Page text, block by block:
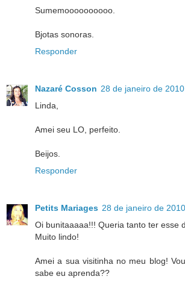
Sumemoooooooooo.
Bjotas sonoras.
Responder
Nazaré Cosson 28 de janeiro de
Linda,
Amei seu LO, perfeito.
Beijos.
Responder
Petits Mariages 28 de janeiro de
Oi bunitaaaaa!!! Queria tanto ter esse
Muito lindo!
Amei a sua visitinha no meu blog!
sabe eu aprenda??